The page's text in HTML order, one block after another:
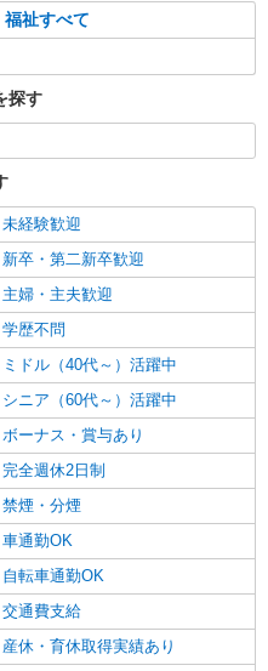
経験・能力による
【最寄駅】JR東北本線「東福
ディカルケア事業部/仙台オフィ
資格あり or 経験者
資格・経験者：時
任者研修・未経験：時給1,330
・経験者：時給1,360円〜 ◆介
者は3ヶ月以上 ※
週払いOK（規定あ
【最寄駅】福島交通飯坂線「上
ど、お好きな勤務地をお選び下
詳細を見る
福祉すべて
探す
未経験歓迎
新卒・第二新卒歓迎
主婦・主夫歓迎
学歴不問
ミドル（40代～）活躍中
シニア（60代～）活躍中
ボーナス・賞与あり
完全週休2日制
禁煙・分煙
車通勤OK
自転車通勤OK
交通費支給
産休・育休取得実績あり